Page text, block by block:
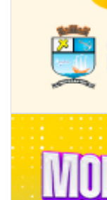
08/08/2026 | 07:00
8º Capoezade
culturais em Itajaí
GERAL